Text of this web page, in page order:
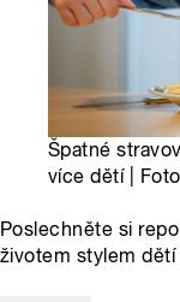
Špatné
více dětí |
Poslechněte si
životem stylem dětí